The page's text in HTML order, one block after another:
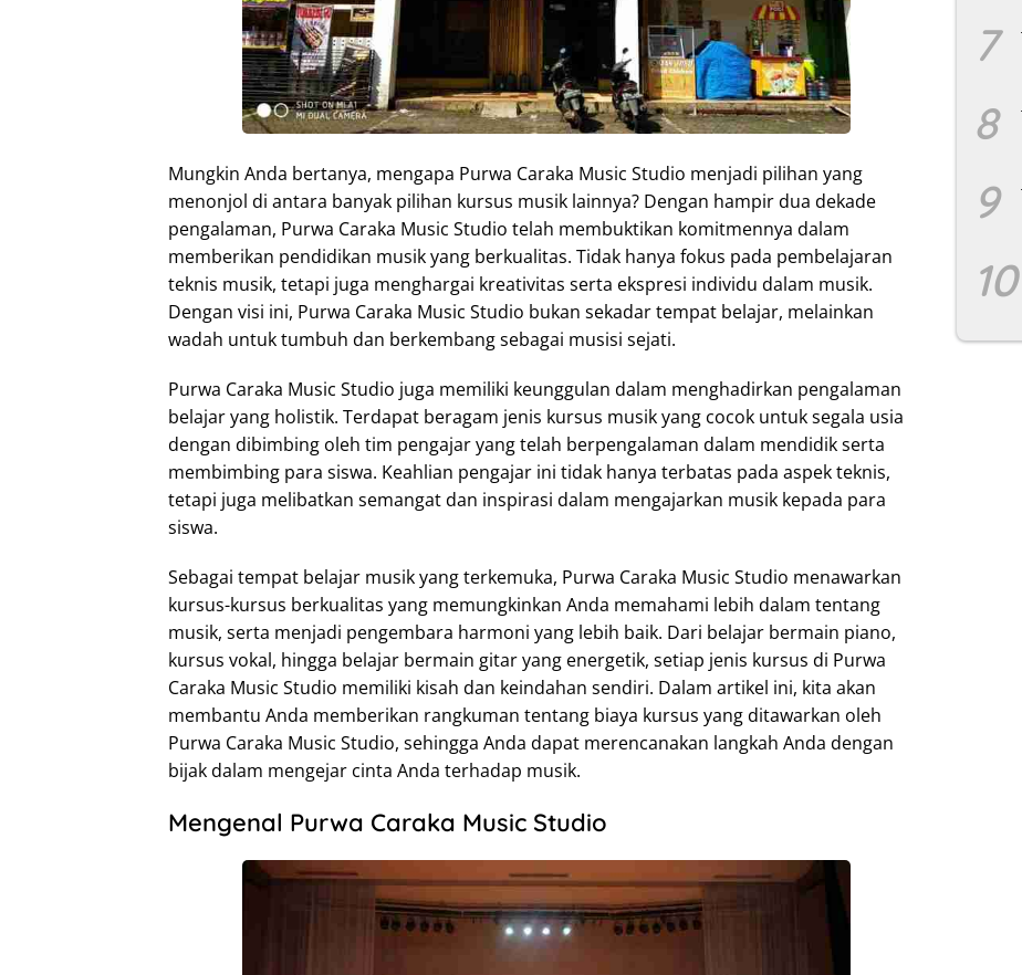
Mungkin Anda bertanya, mengapa Purwa Caraka Music Studio menjadi pilihan yang
menonjol di antara banyak pilihan kursus musik lainnya? Dengan hampir dua dekade
pengalaman, Purwa Caraka Music Studio telah membuktikan komitmennya dalam
memberikan pendidikan musik yang berkualitas. Tidak hanya fokus pada pembelajaran
teknis musik, tetapi juga menghargai kreativitas serta ekspresi individu dalam musik.
Dengan visi ini, Purwa Caraka Music Studio bukan sekadar tempat belajar, melainkan
wadah untuk tumbuh dan berkembang sebagai musisi sejati.
Purwa Caraka Music Studio juga memiliki keunggulan dalam menghadirkan pengalaman
belajar yang holistik. Terdapat beragam jenis kursus musik yang cocok untuk segala usia
dengan dibimbing oleh tim pengajar yang telah berpengalaman dalam mendidik serta
membimbing para siswa. Keahlian pengajar ini tidak hanya terbatas pada aspek teknis,
tetapi juga melibatkan semangat dan inspirasi dalam mengajarkan musik kepada para
siswa.
Sebagai tempat belajar musik yang terkemuka, Purwa Caraka Music Studio menawarkan
kursus-kursus berkualitas yang memungkinkan Anda memahami lebih dalam tentang
musik, serta menjadi pengembara harmoni yang lebih baik. Dari belajar bermain piano,
kursus vokal, hingga belajar bermain gitar yang energetik, setiap jenis kursus di Purwa
Caraka Music Studio memiliki kisah dan keindahan sendiri. Dalam artikel ini, kita akan
membantu Anda memberikan rangkuman tentang biaya kursus yang ditawarkan oleh
Purwa Caraka Music Studio, sehingga Anda dapat merencanakan langkah Anda dengan
bijak dalam mengejar cinta Anda terhadap musik.
Mengenal Purwa Caraka Music Studio
7
8
9
10